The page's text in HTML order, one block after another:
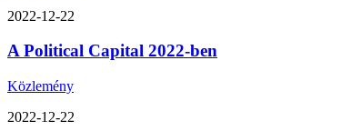
2022-12-22
A Political Capital 2022-ben
Közlemény
2022-12-22